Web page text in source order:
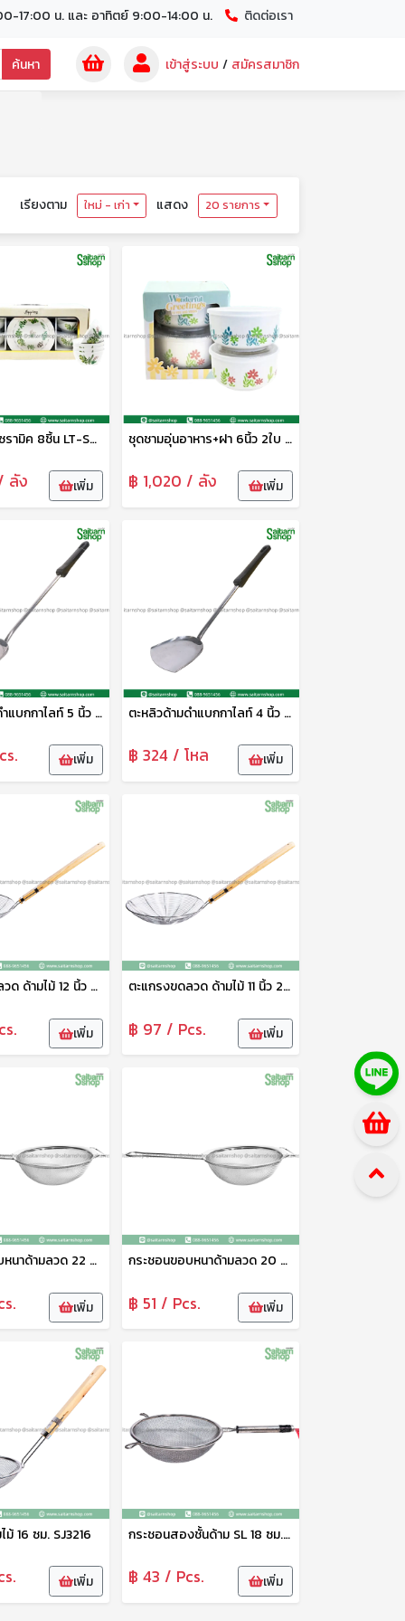
17:00 น. และ อาทิตย์ 9:00-14:00 น. ติดต่อเรา
ค้นหา เข้าสู่ระบบ / สมัครสมาชิก
เรียงตาม ใหม่ - เก่า แสดง 20 รายการ
ชุดจานชามเซรามิค 8ชิ้น LT-SSN23-001
ลัง เพิ่ม
ชุดชามอุ่นอาหาร+ฝา 6นิ้ว 2ใบ FF-AAN24-001
฿ 1,020 / ลัง เพิ่ม
ตะหลิวด้ามดำแบกกาไลท์ 5 นิ้ว SI203C
เพิ่ม
ตะหลิวด้ามดำแบกกาไลท์ 4 นิ้ว SI202C
฿ 324 / โหล เพิ่ม
ตะแกรงขดลวด ด้ามไม้ 12 นิ้ว 30 ซม.SJ212
เพิ่ม
ตะแกรงขดลวด ด้ามไม้ 11 นิ้ว 28 ซม.SJ211
฿ 97 / Pcs. เพิ่ม
กระชอนขอบหนาด้ามลวด 22 ซม.SJ522อัน
เพิ่ม
กระชอนขอบหนาด้ามลวด 20 ซม.SJ520อัน
฿ 51 / Pcs. เพิ่ม
ม้ 16 ซม. SJ3216
เพิ่ม
กระชอนสองชั้นด้าม SL 18 ซม. SJ1418
฿ 43 / Pcs. เพิ่ม